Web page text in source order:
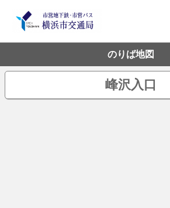
のりば地図
峰沢入口